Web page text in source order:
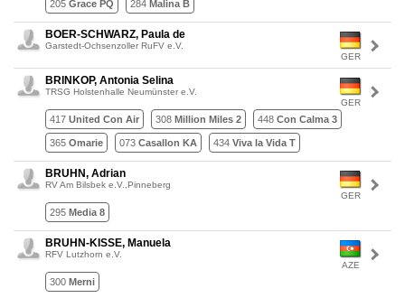
205 Grace PQ 284 Malina B
GER
BOER-SCHWARZ, Paula de
Garstedt-Ochsenzoller RuFV e.V.
GER
BRINKOP, Antonia Selina
TRSG Holstenhalle Neumünster e.V.
417 United Con Air 308 Million Miles 2 448 Con Calma 3
365 Omarie 073 Casallon KA 434 Viva la Vida T
GER
BRUHN, Adrian
RV Am Bilsbek e.V.,Pinneberg
295 Media 8
AZE
BRUHN-KISSE, Manuela
RFV Lutzhorn e.V.
300 Merni